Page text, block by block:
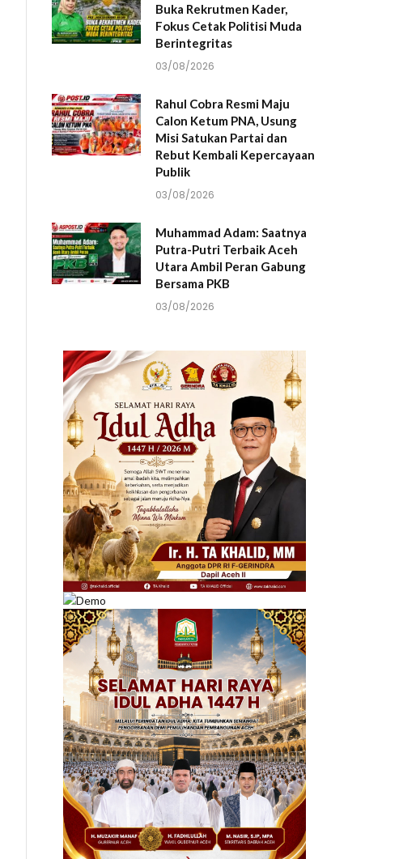
Buka Rekrutmen Kader,
Fokus Cetak Politisi Muda
Berintegritas
03/08/2026
Rahul Cobra Resmi Maju
Calon Ketum PNA, Usung
Misi Satukan Partai dan
Rebut Kembali Kepercayaan
Publik
03/08/2026
Muhammad Adam: Saatnya
Putra-Putri Terbaik Aceh
Utara Ambil Peran Gabung
Bersama PKB
03/08/2026